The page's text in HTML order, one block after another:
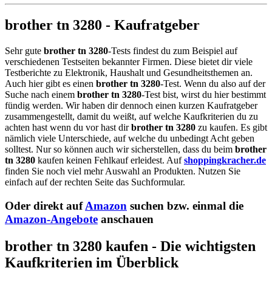
brother tn 3280 - Kaufratgeber
Sehr gute brother tn 3280-Tests findest du zum Beispiel auf
verschiedenen Testseiten bekannter Firmen. Diese bietet dir viele
Testberichte zu Elektronik, Haushalt und Gesundheitsthemen an.
Auch hier gibt es einen brother tn 3280-Test. Wenn du also auf der
Suche nach einem brother tn 3280-Test bist, wirst du hier bestimmt
fündig werden. Wir haben dir dennoch einen kurzen Kaufratgeber
zusammengestellt, damit du weißt, auf welche Kaufkriterien du zu
achten hast wenn du vor hast dirbrother tn 3280 zu kaufen. Es gibt
nämlich viele Unterschiede, auf welche du unbedingt Acht geben
solltest. Nur so können auch wir sicherstellen, dass du beim brother
tn 3280 kaufen keinen Fehlkauf erleidest. Aufshoppingkracher.de
finden Sie noch viel mehr Auswahl an Produkten. Nutzen Sie
einfach auf der rechten Seite das Suchformular.
Oder direkt aufAmazon suchen bzw. einmal die
Amazon-Angebote anschauen
brother tn 3280 kaufen - Die wichtigsten
Kaufkriterien im Überblick